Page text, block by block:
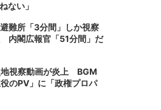
ない」
難所「3分間」しか視察
内閣広報官「51分間」だ
地視察動画が炎上 BGM
のPV」に「政権プロパ